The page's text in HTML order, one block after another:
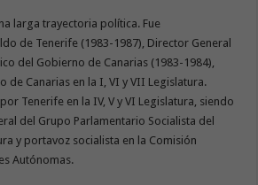
larga trayectoria política. Fue
de Tenerife (1983-1987), Director General
del Gobierno de Canarias (1983-1984),
de Canarias en la I, VI y VII Legislatura.
Tenerife en la IV, V y VI Legislatura, siendo
del Grupo Parlamentario Socialista del
y portavoz socialista en la Comisión
Autónomas.